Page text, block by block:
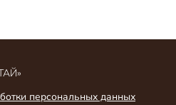
персональных данных